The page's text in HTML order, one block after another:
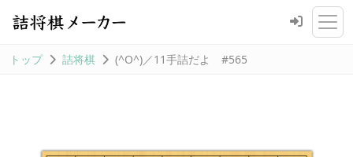
トップ 詰将棋 (^O^)／11手詰だよ #565